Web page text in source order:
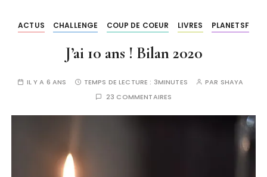
ACTUS CHALLENGE COUP DE COEUR LIVRES PLANETSF
J’ai 10 ans ! Bilan 2020
IL Y A 6 ANS TEMPS DE LECTURE : 3MINUTES PAR SHAYA
23 COMMENTAIRES